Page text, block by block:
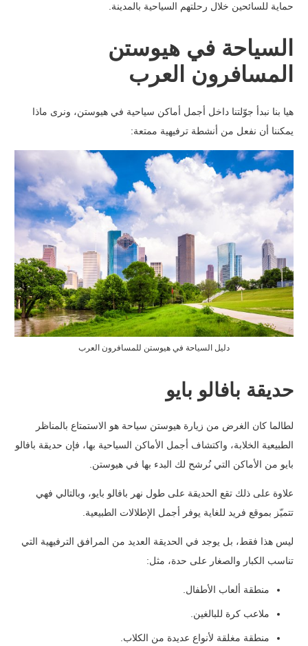
حماية للسائحين خلال رحلتهم السياحية بالمدينة.
السياحة في هيوستن
المسافرون العرب
هيا بنا نبدأ جوّلتنا داخل أجمل أماكن سياحية في هيوستن، ونرى ماذا
يمكننا أن نفعل من أنشطة ترفيهية ممتعة:
دليل السياحة في هيوستن للمسافرون العرب
حديقة بافالو بايو
لطالما كان الغرض من زيارة هيوستن سياحة هو الاستمتاع بالمناظر
الطبيعية الخلابة، واكتشاف أجمل الأماكن السياحية بها، فإن حديقة بافالو
بايو من الأماكن التي نُرشح لك البدء بها في هيوستن.
علاوة على ذلك تقع الحديقة على طول نهر بافالو بايو، وبالتالي فهي
تتميّز بموقع فريد للغاية يوفر أجمل الإطلالات الطبيعية.
ليس هذا فقط، بل يوجد في الحديقة العديد من المرافق الترفيهية التي
تناسب الكبار والصغار على حدة، مثل:
منطقة ألعاب الأطفال.
ملاعب كرة للبالغين.
منطقة مغلقة لأنواع عديدة من الكلاب.